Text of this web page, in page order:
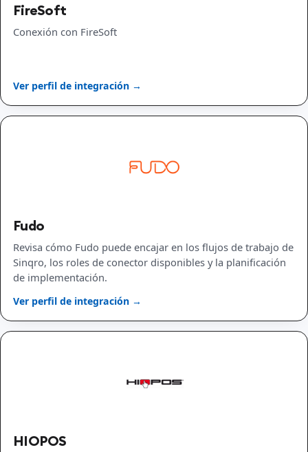
FireSoft
Conexión con FireSoft
Ver perfil de integración →
Fudo
Revisa cómo Fudo puede encajar en los flujos de trabajo de
Sinqro, los roles de conector disponibles y la planificación
de implementación.
Ver perfil de integración →
HIOPOS